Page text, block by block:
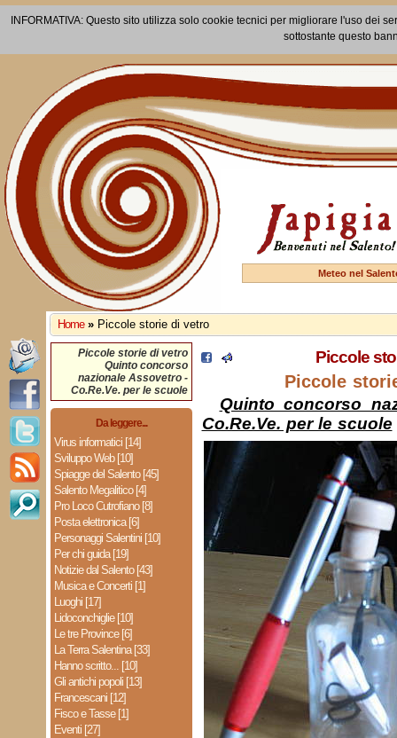
INFORMATIVA: Questo sito utilizza solo cookie tecnici per migliorare l'uso dei
sottostante questo
Meteo nel
Home » Piccole storie di vetro
Piccole storie di vetro
Quinto concorso
nazionale Assovetro -
Co.Re.Ve. per le scuole
Da leggere...
Virus informatici [14]
Sviluppo Web [10]
Spiagge del Salento [45]
Salento Megalitico [4]
Pro Loco Cutrofiano [8]
Posta elettronica [6]
Personaggi Salentini [10]
Per chi guida [19]
Notizie dal Salento [43]
Musica e Concerti [1]
Luoghi [17]
Lidoconchiglie [10]
Le tre Province [6]
La Terra Salentina [33]
Hanno scritto... [10]
Gli antichi popoli [13]
Francescani [12]
Fisco e Tasse [1]
Eventi [27]
Piccole
Piccole
Quinto concorso
Co.Re.Ve. per le scuole